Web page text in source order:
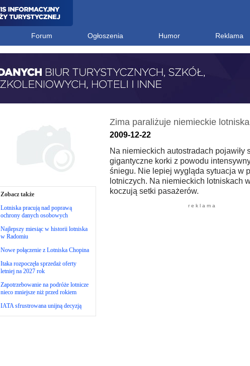
Forum Ogłoszenia Humor Reklama
Zobacz także
Lotniska pracują nad poprawą
ochrony danych osobowych
Najlepszy miesiąc w historii lotniska
w Radomiu
Nowe połączenie z Lotniska Chopina
Itaka rozpoczęła sprzedaż oferty
letniej na 2027 rok
Zapotrzebowanie na podróże lotnicze
nieco mniejsze niż przed rokiem
IATA sfrustrowana unijną decyzją
Zima paraliżuje niemieckie
2009-12-22
Na niemieckich autostradach pojawiły
gigantyczne korki z powodu
śniegu. Nie lepiej wygląda sytuacja w
lotniczych. Na niemieckich lotniskach
koczują setki pasażerów.
r e k l a m a